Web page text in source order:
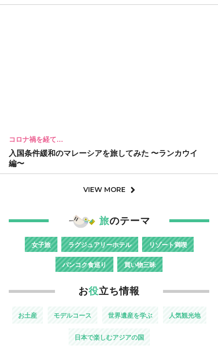
コロナ禍を経て…
入国条件緩和のマレーシアを旅してみた 〜ランカウイ
編〜
VIEW MORE
旅のテーマ
女子旅 ラグジュアリーホテル リゾート満喫
バンコク食巡り 買い物三昧
お役立ち情報
お土産 モデルコース 世界遺産を学ぶ 人気観光地
日本で楽しむアジアの国